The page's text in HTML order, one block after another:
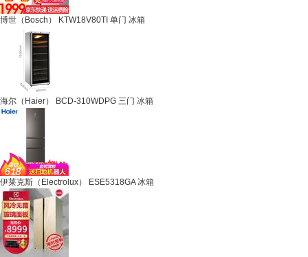
博世（Bosch） KTW18V80TI 单门 冰箱
海尔（Haier） BCD-310WDPG 三门 冰箱
伊莱克斯（Electrolux） ESE5318GA 冰箱